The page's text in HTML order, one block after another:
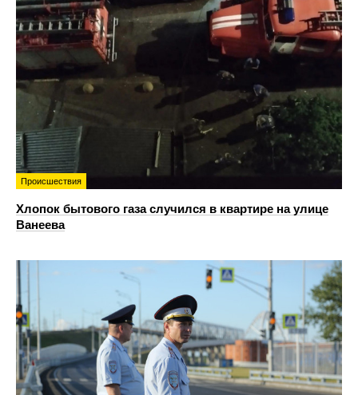
Происшествия
Хлопок бытового газа случился в квартире на улице
Ванеева